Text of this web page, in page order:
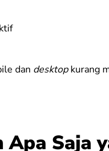
dan desktopkurang
Apa Saja